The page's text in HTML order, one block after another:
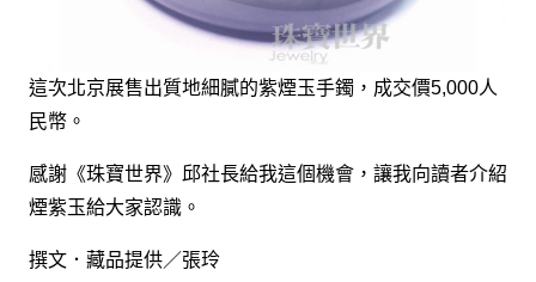
這次北京展售出質地細膩的紫煙玉手鐲，成交價5,000人
民幣。
感謝《珠寶世界》邱社長給我這個機會，讓我向讀者介紹
煙紫玉給大家認識。
撰文．藏品提供／張玲